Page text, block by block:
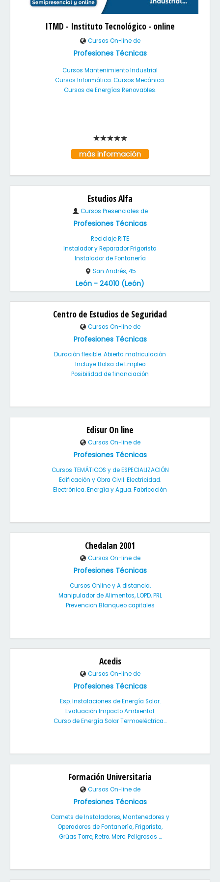
ITMD - Instituto Tecnológico - online
Cursos On-line de
Profesiones Técnicas
Cursos Mantenimiento Industrial
Cursos Informática. Cursos Mecánica.
Cursos de Energías Renovables.
más información
Estudios Alfa
Cursos Presenciales de
Profesiones Técnicas
Reciclaje RITE
Instalador y Reparador Frigorista
Instalador de Fontanería
San Andrés, 45
León - 24010 (León)
Centro de Estudios de Seguridad
Cursos On-line de
Profesiones Técnicas
Duración flexible. Abierta matriculación
Incluye Bolsa de Empleo
Posibilidad de financiación
Edisur On line
Cursos On-line de
Profesiones Técnicas
Cursos TEMÁTICOS y de ESPECIALIZACIÓN
Edificación y Obra Civil. Electricidad.
Electrónica. Energía y Agua. Fabricación
Chedalan 2001
Cursos On-line de
Profesiones Técnicas
Cursos Online y A distancia.
Manipulador de Alimentos, LOPD, PRL
Prevencion Blanqueo capitales
Acedis
Cursos On-line de
Profesiones Técnicas
Esp. Instalaciones de Energía Solar.
Evaluación Impacto Ambiental.
Curso de Energía Solar Termoeléctrica...
Formación Universitaria
Cursos On-line de
Profesiones Técnicas
Carnets de Instaladores, Mantenedores y
Operadores de Fontanería, Frigorista,
Grúas Torre, Retro. Merc. Peligrosas ...